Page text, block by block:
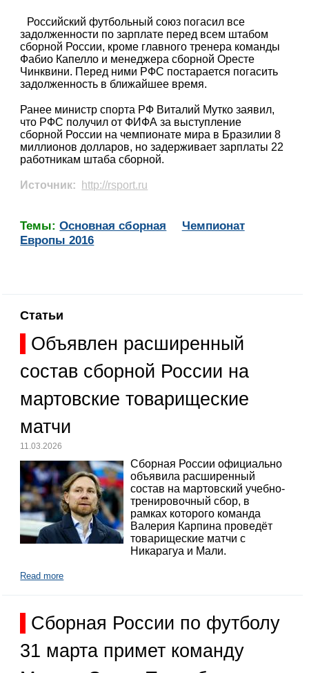
Российский футбольный союз погасил все
задолженности по зарплате перед всем штабом
сборной России, кроме главного тренера команды
Фабио Капелло и менеджера сборной Оресте
Чинквини. Перед ними РФС постарается погасить
задолженность в ближайшее время.
Ранее министр спорта РФ Виталий Мутко заявил,
что РФС получил от ФИФА за выступление
сборной России на чемпионате мира в Бразилии 8
миллионов долларов, но задерживает зарплаты 22
работникам штаба сборной.
Источник: http://rsport.ru
Темы:Основная сборная
Чемпионат
Европы 2016
Статьи
Объявлен расширенный
состав сборной России на
мартовские товарищеские
матчи
11.03.2026
Сборная России официально
объявила расширенный
состав на мартовский учебно-
тренировочный сбор, в
рамках которого команда
Валерия Карпина проведёт
товарищеские матчи с
Никарагуа и Мали.
Read more
Сборная России по футболу
31 марта примет команду